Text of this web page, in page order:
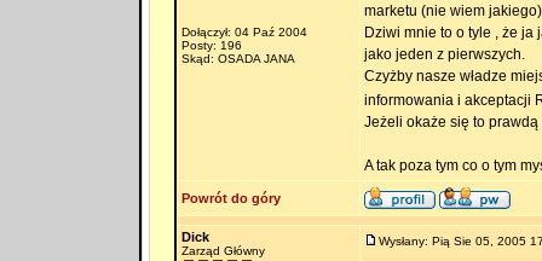
Dołączył: 04 Paź 2004
Posty: 196
Skąd: OSADA JANA
marketu (nie wiem
Dziwi mnie to o tyle , że ja
jako jeden z pierwszych.
Czyżby nasze władze
informowania i akceptacji
Jeżeli okaże się to
A tak poza tym co o tym
Powrót do góry
Dick
Zarząd Główny
Wysłany: Pią Sie 05, 2005